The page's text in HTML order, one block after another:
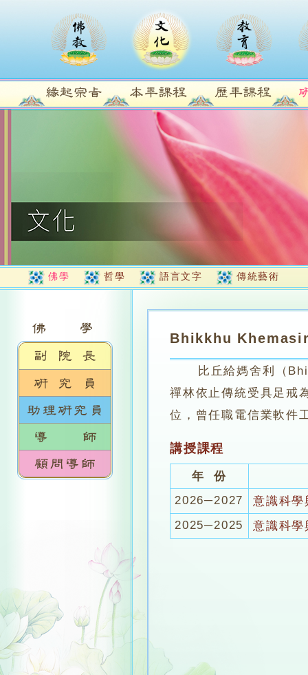
佛學 哲學 語言文字 傳統藝術
Bhikkhu
比丘給媽舍利（
禪林依止傳統受具足戒
位，曾任職電信業軟件
講授課程
年 份
2026─2027
意識科
2025─2025
意識科